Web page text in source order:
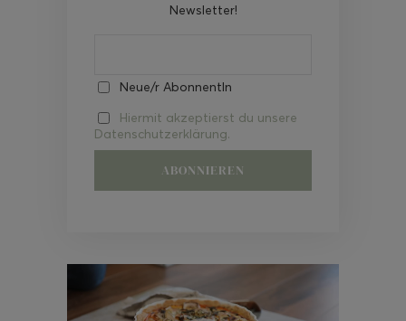
Newsletter!
Neue/r AbonnentIn
Hiermit akzeptierst du unsere
Datenschutzerklärung.
Video-